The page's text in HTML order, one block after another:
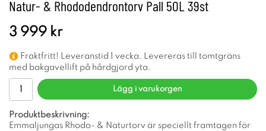
Natur- & Rhododendrontorv Pall 50L 39st
3 999 kr
Fraktfritt! Leveranstid 1 vecka. Levereras till tomtgräns
med bakgavellift på hårdgjord yta.
Lägg i varukorgen
Produktbeskrivning:
Emmaljungas Rhodo- & Naturtorv är speciellt framtagen för